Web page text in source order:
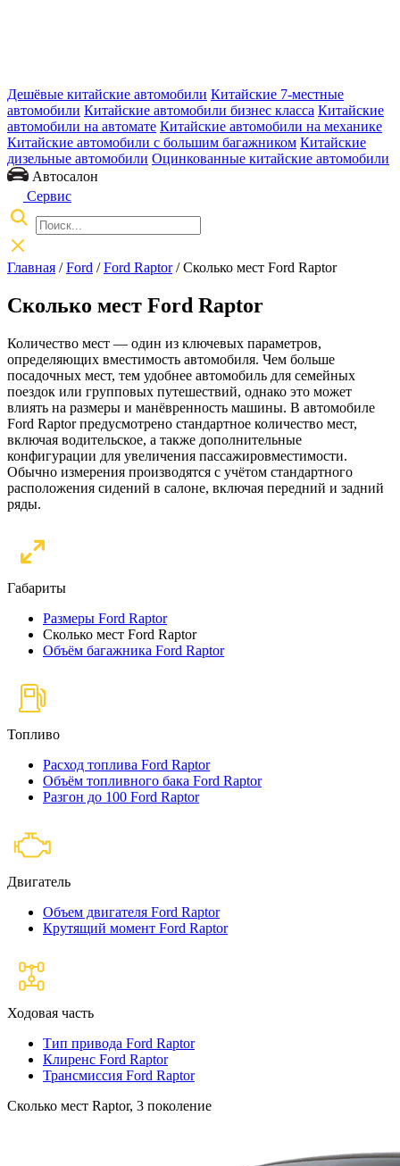
Дешёвые китайские автомобили Китайские 7-местные
автомобили Китайские автомобили бизнес класса Китайские
автомобили на автомате Китайские автомобили на механике
Китайские автомобили с большим багажником Китайские
дизельные автомобили Оцинкованные китайские автомобили
Автосалон
Сервис
Главная /Ford /Ford Raptor/ Сколько мест Ford Raptor
Сколько мест Ford Raptor
Количество мест — один из ключевых параметров,
определяющих вместимость автомобиля. Чем больше
посадочных мест, тем удобнее автомобиль для семейных
поездок или групповых путешествий, однако это может
влиять на размеры и манёвренность машины. В автомобиле
Ford Raptor предусмотрено стандартное количество мест,
включая водительское, а также дополнительные
конфигурации для увеличения пассажировместимости.
Обычно измерения производятся с учётом стандартного
расположения сидений в салоне, включая передний и задний
ряды.
Габариты
Размеры Ford Raptor
Сколько мест Ford Raptor
Объём багажника Ford Raptor
Топливо
Расход топлива Ford Raptor
Объём топливного бака Ford Raptor
Разгон до 100 Ford Raptor
Двигатель
Объем двигателя Ford Raptor
Крутящий момент Ford Raptor
Ходовая часть
Тип привода Ford Raptor
Клиренс Ford Raptor
Трансмиссия Ford Raptor
Сколько мест Raptor, 3 поколение